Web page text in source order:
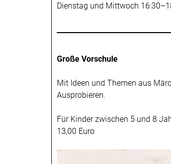
Dienstag und Mittwoch
Große Vorschule
Mit Ideen und Themen aus
Ausprobieren.
Für Kinder zwischen 5 und 8
13,00 Euro